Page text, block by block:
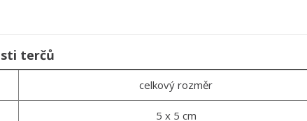
terčů
celkový rozměr
5 x 5 cm